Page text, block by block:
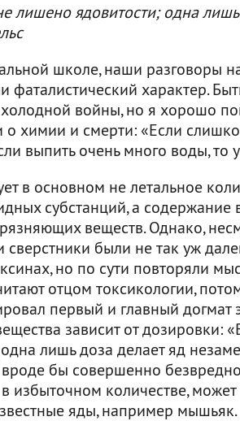
лишено ядовитости; одна
школе, наши разговоры
фаталистический характер.
холодной войны, но я хорошо
химии и смерти: «Если
выпить очень много воды, то
в основном не летальное
субстанций, а
веществ. Однако,
сверстники были не так уж
но по сути повторяли
отцом токсикологии,
первый и главный догмат
зависит от дозировки:
лишь доза делает яд
бы совершенно
избыточном количестве,
яды, например мышьяк.